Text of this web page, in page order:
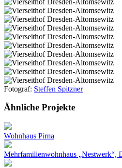
Fotograf: Steffen Spitzner
Ähnliche Projekte
Wohnhaus Pirna
Mehrfamilienwohnhaus „Nestwerk“,